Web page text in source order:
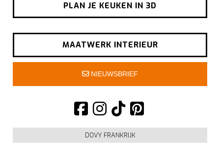
PLAN JE KEUKEN IN 3D
MAATWERK INTERIEUR
NIEUWSBRIEF
DOVY FRANKRIJK